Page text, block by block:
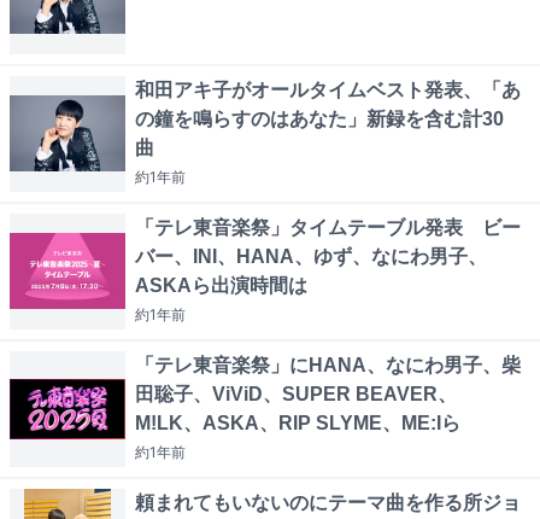
和田アキ子がオールタイムベスト発表、「あ
の鐘を鳴らすのはあなた」新録を含む計30
曲
約1年前
「テレ東音楽祭」タイムテーブル発表 ビー
バー、INI、HANA、ゆず、なにわ男子、
ASKAら出演時間は
約1年前
「テレ東音楽祭」にHANA、なにわ男子、柴
田聡子、ViViD、SUPER BEAVER、
M!LK、ASKA、RIP SLYME、ME:Iら
約1年前
頼まれてもいないのにテーマ曲を作る所ジョ